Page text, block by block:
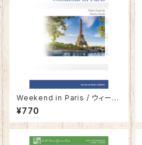
Weekend in Paris / ウィーク
エンド・イン・パリ
¥770